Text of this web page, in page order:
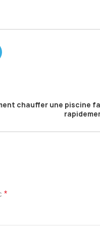
chauffer une piscine
*